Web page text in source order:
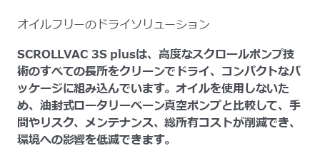
オイルフリーのドライソリューション
SCROLLVAC 3S plusは、高度なスクロールポンプ技
術のすべての長所をクリーンでドライ、コンパクトなパ
ッケージに組み込んでいます。オイルを使用しないた
め、油封式ロータリーベーン真空ポンプと比較して、手
間やリスク、メンテナンス、総所有コストが削減でき、
環境への影響を低減できます。